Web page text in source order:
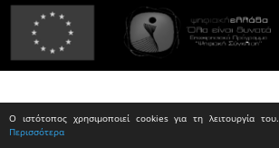
Ο ιστότοπος χρησιμοποιεί cookies για τη λειτουργία του.
Περισσότερα